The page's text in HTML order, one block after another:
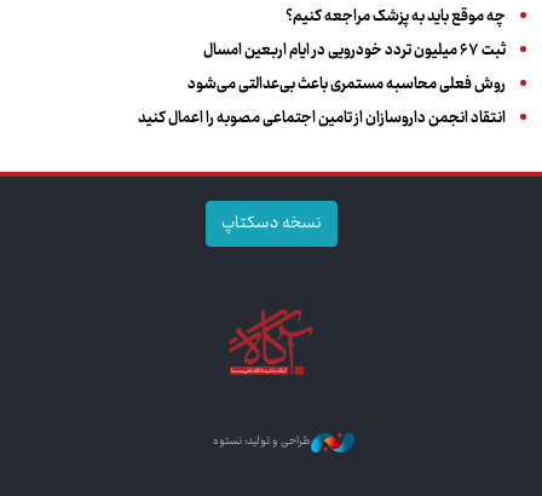
چه موقع باید به پزشک مراجعه کنیم؟
ثبت ۶۷ میلیون تردد خودرویی در ایام اربعین امسال
روش فعلی محاسبه مستمری باعث بی‌عدالتی می‌شود
انتقاد انجمن داروسازان از تامین اجتماعی مصوبه را اعمال کنید
نسخه دسکتاپ
طراحی و تولید: نستوه